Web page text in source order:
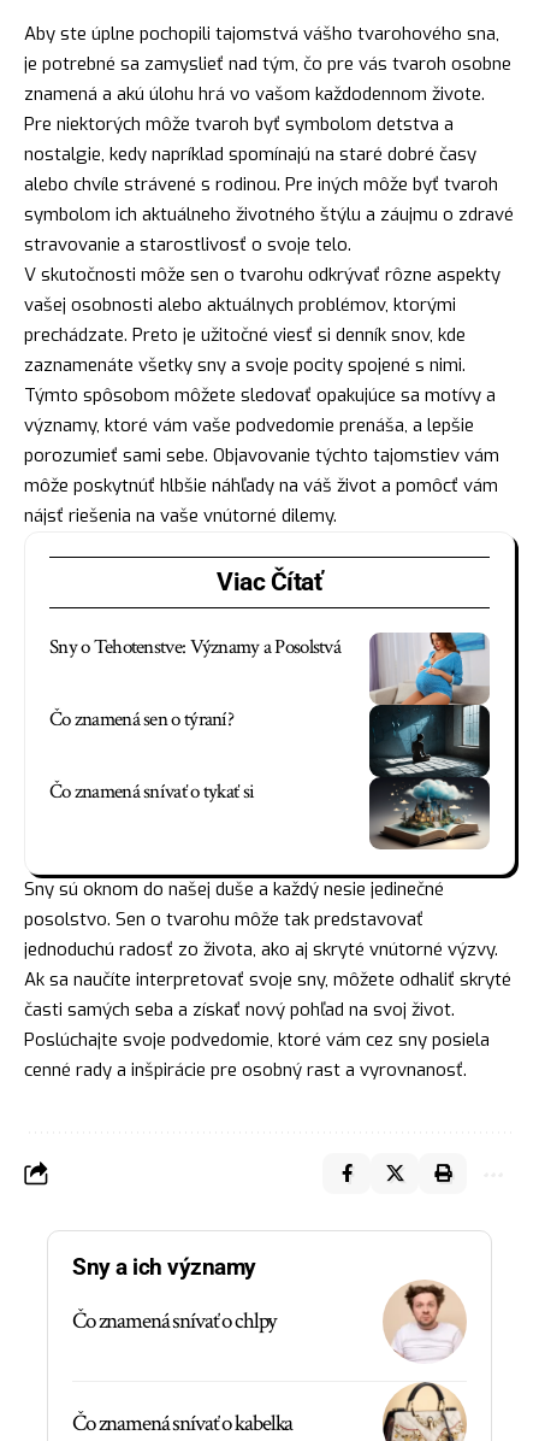
Aby ste úplne pochopili tajomstvá vášho tvarohového sna,
je potrebné sa zamyslieť nad tým, čo pre vás tvaroh osobne
znamená a akú úlohu hrá vo vašom každodennom živote.
Pre niektorých môže tvaroh byť symbolom detstva a
nostalgie, kedy napríklad spomínajú na staré dobré časy
alebo chvíle strávené s rodinou. Pre iných môže byť tvaroh
symbolom ich aktuálneho životného štýlu a záujmu o zdravé
stravovanie a starostlivosť o svoje telo.
V skutočnosti môže sen o tvarohu odkrývať rôzne aspekty
vašej osobnosti alebo aktuálnych problémov, ktorými
prechádzate. Preto je užitočné viesť si denník snov, kde
zaznamenáte všetky sny a svoje pocity spojené s nimi.
Týmto spôsobom môžete sledovať opakujúce sa motívy a
významy, ktoré vám vaše podvedomie prenáša, a lepšie
porozumieť sami sebe. Objavovanie týchto tajomstiev vám
môže poskytnúť hlbšie náhľady na váš život a pomôcť vám
nájsť riešenia na vaše vnútorné dilemy.
Viac Čítať
Sny o Tehotenstve: Významy a Posolstvá
Čo znamená sen o týraní?
Čo znamená snívať o tykať si
Sny sú oknom do našej duše a každý nesie jedinečné
posolstvo. Sen o tvarohu môže tak predstavovať
jednoduchú radosť zo života, ako aj skryté vnútorné výzvy.
Ak sa naučíte interpretovať svoje sny, môžete odhaliť skryté
časti samých seba a získať nový pohľad na svoj život.
Poslúchajte svoje podvedomie, ktoré vám cez sny posiela
cenné rady a inšpirácie pre osobný rast a vyrovnanosť.
Sny a ich významy
Čo znamená snívať o chlpy
Čo znamená snívať o kabelka